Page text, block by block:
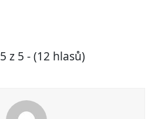
5 z 5 - (12 hlasů)